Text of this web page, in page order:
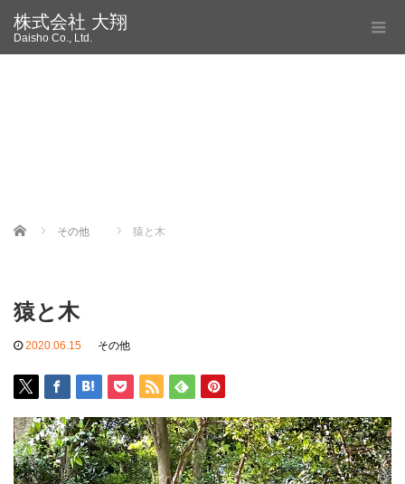
株式会社 大翔
Daisho Co., Ltd.
Home その他 猿と木
猿と木
2020.06.15 その他